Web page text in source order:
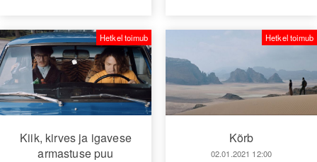
Kiik, kirves ja igavese
armastuse puu
Hetkel toimub
Kõrb
02.01.2021 12:00
Hetkel toimub